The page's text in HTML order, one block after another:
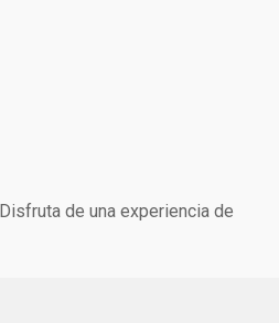
de una experiencia de